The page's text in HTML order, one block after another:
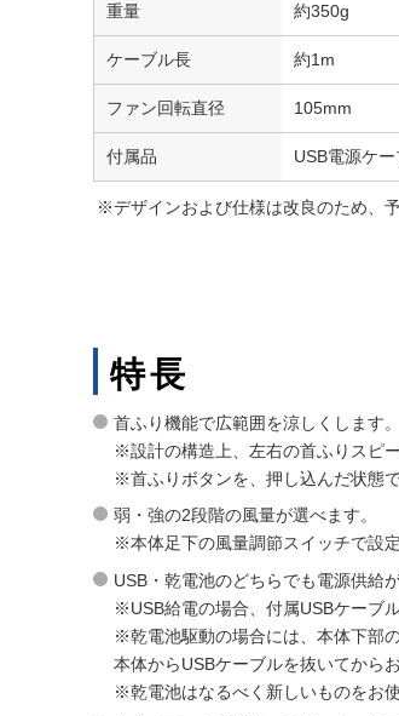
重量 約350g
ケーブル長 約1m
ファン回転直径 105mm
付属品 USB電源ケ
※デザインおよび仕様は改良のため、
特長
首ふり機能で広範囲を涼しくします。
※設計の構造上、左右の首ふりスピ
※首ふりボタンを、押し込んだ状態
弱・強の2段階の風量が選べます。
※本体足下の風量調節スイッチで設定
USB・乾電池のどちらでも電源供給
※USB給電の場合、付属USBケーブ
※乾電池駆動の場合には、本体下部
本体からUSBケーブルを抜いてから
※乾電池はなるべく新しいものをお